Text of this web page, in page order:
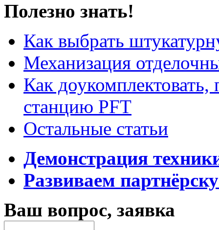
Полезно знать!
Как выбрать
Механизация
Как
станцию PFT
Остальные статьи
Демонстрация
Развиваем
Ваш вопрос, заявка